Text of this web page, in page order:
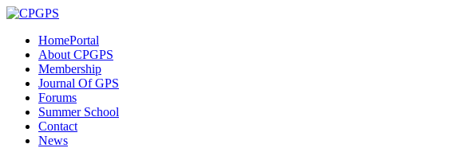
HomePortal
About CPGPS
Membership
Journal Of GPS
Forums
Summer School
Contact
News